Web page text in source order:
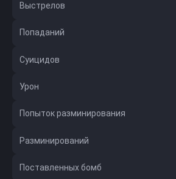
Выстрелов
Попаданий
Суицидов
Урон
Попыток разминирования
Разминирований
Поставленных бомб